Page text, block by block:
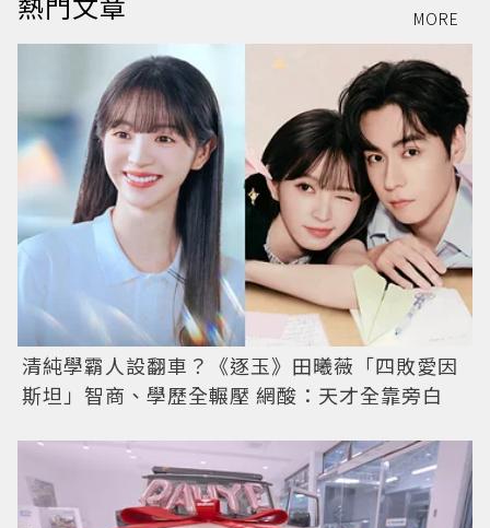
MORE
清純學霸人設翻車？《逐玉》田曦薇「四敗愛因
斯坦」智商、學歷全輾壓 網酸：天才全靠旁白